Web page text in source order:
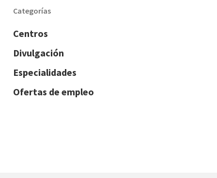
Categorías
Centros
Divulgación
Especialidades
Ofertas de empleo